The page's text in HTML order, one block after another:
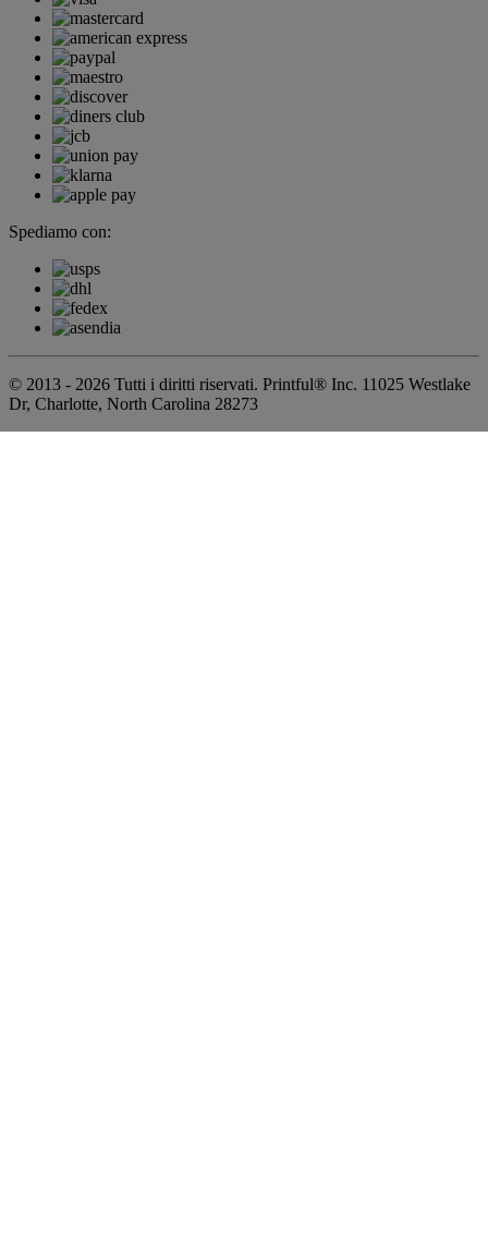
Spediamo con:
© 2013 - 2026 Tutti i diritti riservati. Printful® Inc. 11025 Westlake
Dr, Charlotte, North Carolina 28273